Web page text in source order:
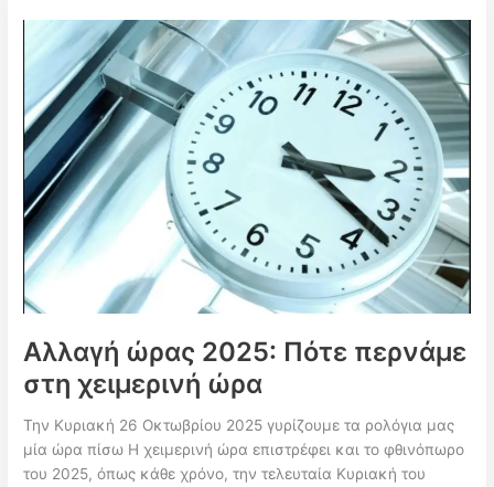
Αλλαγή ώρας 2025: Πότε περνάμε
στη χειμερινή ώρα
Την Κυριακή 26 Οκτωβρίου 2025 γυρίζουμε τα ρολόγια μας
μία ώρα πίσω Η χειμερινή ώρα επιστρέφει και το φθινόπωρο
του 2025, όπως κάθε χρόνο, την τελευταία Κυριακή του